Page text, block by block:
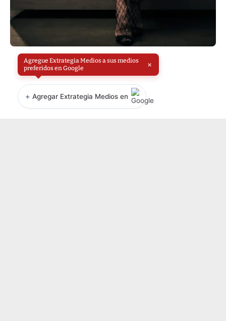
Agregue Extrategia Medios a sus medios
preferidos en Google
×
+ Agregar Extrategia Medios en